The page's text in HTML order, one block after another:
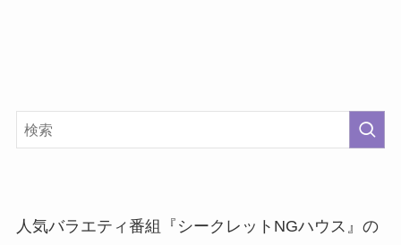
人気バラエティ番組『シークレットNGハウス』の